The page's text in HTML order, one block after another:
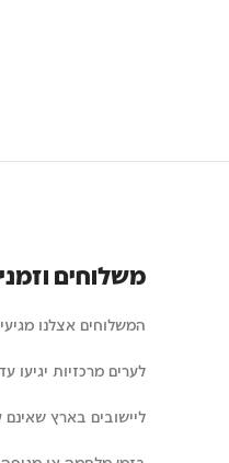
משלוחים
המשלוחים אצלנו
לערים מרכזיות יגיעו עד 3 ימי עסקים (מיום למחרת ההזמנה יתחילו להיחשב ימי
ליישובים בארץ שאינם